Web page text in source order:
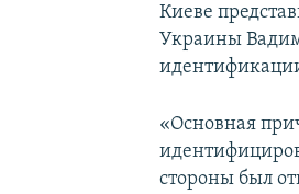
Киеве
Украины Вадим
«Основная
стороны был